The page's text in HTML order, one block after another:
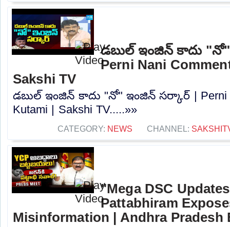
డబుల్ ఇంజిన్ కాదు
Perni Nani
Sakshi TV
డబుల్ ఇంజిన్ కాదు "నో" ఇంజిన్ సర్కార్ | Perni
Kutami | Sakshi TV.....»»
CATEGORY: NEWS CHANNEL:
"Mega DSC
Pattabhiram
Misinformation | Andhra Pradesh